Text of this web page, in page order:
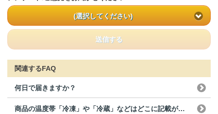
(選択してください)
送信する
関連するFAQ
何日で届きますか？
商品の温度帯「冷凍」や「冷蔵」などはどこに記載がある？